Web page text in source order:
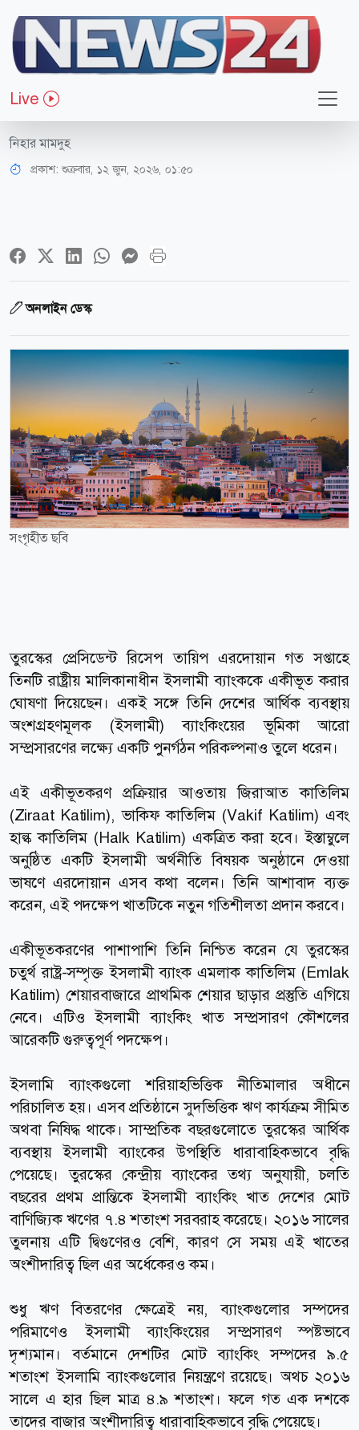
Live
ধর্ম-জীবন
তুরস্কে একীভূত হচ্ছে রাষ্ট্রীয় তিন ইসলামী
ব্যাংক
নিহার মামদুহ
প্রকাশ: শুক্রবার, ১২ জুন, ২০২৬, ০১:৫০
অনলাইন ডেস্ক
সংগৃহীত ছবি
তুরস্কের প্রেসিডেন্ট রিসেপ তায়িপ এরদোয়ান গত সপ্তাহে
তিনটি রাষ্ট্রীয় মালিকানাধীন ইসলামী ব্যাংককে একীভূত করার
ঘোষণা দিয়েছেন। একই সঙ্গে তিনি দেশের আর্থিক ব্যবস্থায়
অংশগ্রহণমূলক (ইসলামী) ব্যাংকিংয়ের ভূমিকা আরো
সম্প্রসারণের লক্ষ্যে একটি পুনর্গঠন পরিকল্পনাও তুলে ধরেন।
এই একীভূতকরণ প্রক্রিয়ার আওতায় জিরাআত কাতিলিম
(Ziraat Katilim), ভাকিফ কাতিলিম (Vakif Katilim) এবং
হাল্ক কাতিলিম (Halk Katilim) একত্রিত করা হবে। ইস্তাম্বুলে
অনুষ্ঠিত একটি ইসলামী অর্থনীতি বিষয়ক অনুষ্ঠানে দেওয়া
ভাষণে এরদোয়ান এসব কথা বলেন। তিনি আশাবাদ ব্যক্ত
করেন, এই পদক্ষেপ খাতটিকে নতুন গতিশীলতা প্রদান করবে।
একীভূতকরণের পাশাপাশি তিনি নিশ্চিত করেন যে তুরস্কের
চতুর্থ রাষ্ট্র-সম্পৃক্ত ইসলামী ব্যাংক এমলাক কাতিলিম (Emlak
Katilim) শেয়ারবাজারে প্রাথমিক শেয়ার ছাড়ার প্রস্তুতি এগিয়ে
নেবে। এটিও ইসলামী ব্যাংকিং খাত সম্প্রসারণ কৌশলের
আরেকটি গুরুত্বপূর্ণ পদক্ষেপ।
ইসলামি ব্যাংকগুলো শরিয়াহভিত্তিক নীতিমালার অধীনে
পরিচালিত হয়। এসব প্রতিষ্ঠানে সুদভিত্তিক ঋণ কার্যক্রম সীমিত
অথবা নিষিদ্ধ থাকে। সাম্প্রতিক বছরগুলোতে তুরস্কের আর্থিক
ব্যবস্থায় ইসলামী ব্যাংকের উপস্থিতি ধারাবাহিকভাবে বৃদ্ধি
পেয়েছে। তুরস্কের কেন্দ্রীয় ব্যাংকের তথ্য অনুযায়ী, চলতি
বছরের প্রথম প্রান্তিকে ইসলামী ব্যাংকিং খাত দেশের মোট
বাণিজ্যিক ঋণের ৭.৪ শতাংশ সরবরাহ করেছে। ২০১৬ সালের
তুলনায় এটি দ্বিগুণেরও বেশি, কারণ সে সময় এই খাতের
অংশীদারিত্ব ছিল এর অর্ধেকেরও কম।
শুধু ঋণ বিতরণের ক্ষেত্রেই নয়, ব্যাংকগুলোর সম্পদের
পরিমাণেও ইসলামী ব্যাংকিংয়ের সম্প্রসারণ স্পষ্টভাবে
দৃশ্যমান। বর্তমানে দেশটির মোট ব্যাংকিং সম্পদের ৯.৫
শতাংশ ইসলামি ব্যাংকগুলোর নিয়ন্ত্রণে রয়েছে। অথচ ২০১৬
সালে এ হার ছিল মাত্র ৪.৯ শতাংশ। ফলে গত এক দশকে
তাদের বাজার অংশীদারিত্ব ধারাবাহিকভাবে বৃদ্ধি পেয়েছে।